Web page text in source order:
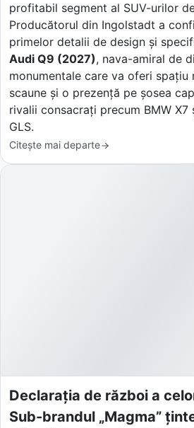
profitabil segment al SUV-urilor
Producătorul din Ingolstadt a
primelor detalii de design și
Audi Q9 (2027), nava-amiral de
monumentale care va oferi spațiu
scaune și o prezență pe șosea
rivalii consacrați precum BMW X7
GLS.
Citește mai departe
Declarația de război a
Sub-brandul „Magma”